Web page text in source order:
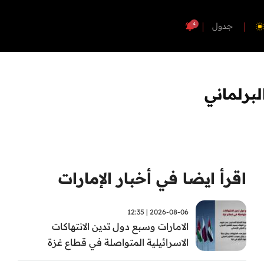
جدول 4
اقرأ ايضا في أخبار الإمارات
2026-08-06 | 12:35
الامارات وسبع دول تدين الانتهاكات
الاسرائيلية المتواصلة في قطاع غزة